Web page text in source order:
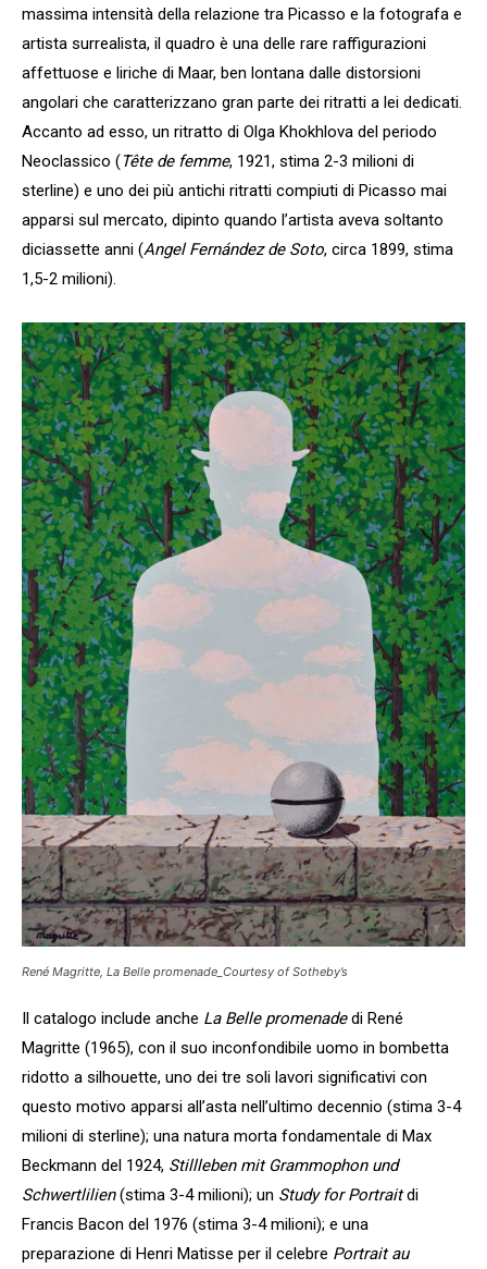
massima intensità della relazione tra Picasso e la fotografa e
artista surrealista, il quadro è una delle rare raffigurazioni
affettuose e liriche di Maar, ben lontana dalle distorsioni
angolari che caratterizzano gran parte dei ritratti a lei dedicati.
Accanto ad esso, un ritratto di Olga Khokhlova del periodo
Neoclassico (Tête de femme, 1921, stima 2-3 milioni di
sterline) e uno dei più antichi ritratti compiuti di Picasso mai
apparsi sul mercato, dipinto quando l’artista aveva soltanto
diciassette anni (Angel Fernández de Soto, circa 1899, stima
1,5-2 milioni).
René Magritte, La Belle promenade_Courtesy of Sotheby’s
Il catalogo include anche La Belle promenadedi René
Magritte (1965), con il suo inconfondibile uomo in bombetta
ridotto a silhouette, uno dei tre soli lavori significativi con
questo motivo apparsi all’asta nell’ultimo decennio (stima 3-4
milioni di sterline); una natura morta fondamentale di Max
Beckmann del 1924, Stillleben mit Grammophon und
Schwertlilien(stima 3-4 milioni); un Study for Portraitdi
Francis Bacon del 1976 (stima 3-4 milioni); e una
preparazione di Henri Matisse per il celebre Portrait au